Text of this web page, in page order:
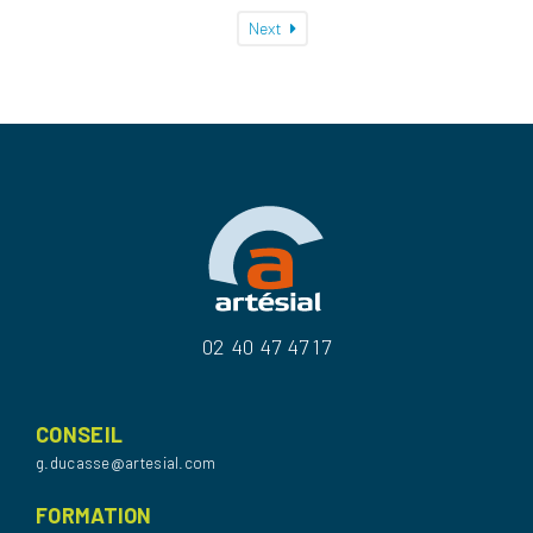
Next
02 40 47 47 17
CONSEIL
g.ducasse@artesial.com
FORMATION